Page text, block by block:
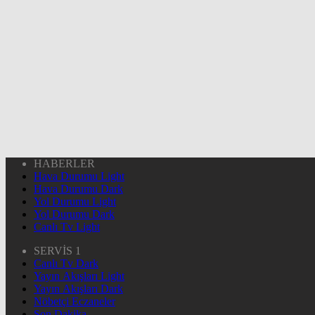
HABERLER
Hava Durumu Light
Hava Durumu Dark
Yol Durumu Light
Yol Durumu Dark
Canlı Tv Light
SERVİS 1
Canlı Tv Dark
Yayın Akışları Light
Yayın Akışları Dark
Nöbetçi Eczaneler